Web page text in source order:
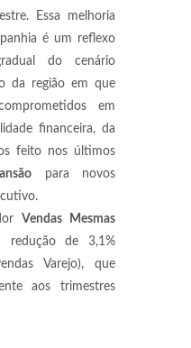
Essa melhoria
é um reflexo
do cenário
da região em que
em
financeira, da
feito nos últimos
para novos
Vendas Mesmas
redução de 3,1%
Varejo), que
aos trimestres